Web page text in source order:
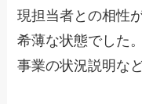
現担当者との相性
希薄な状態でした
事業の状況説明な